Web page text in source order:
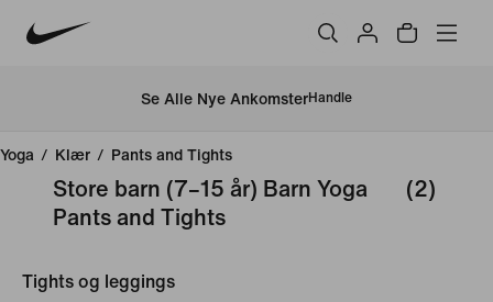
Se Alle Nye AnkomsterHandle
Yoga / Klær / Pants and Tights
Store barn (7–15 år) Barn Yoga
Pants and Tights
(2)
Tights og leggings